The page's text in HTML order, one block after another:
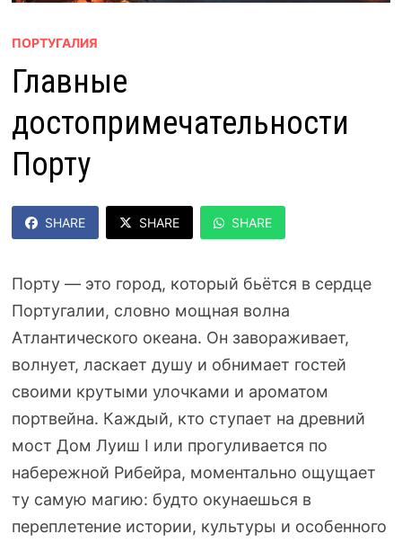
ПОРТУГАЛИЯ
Главные
достопримечательности
Порту
SHARE SHARE SHARE
Порту — это город, который бьётся в сердце
Португалии, словно мощная волна
Атлантического океана. Он завораживает,
волнует, ласкает душу и обнимает гостей
своими крутыми улочками и ароматом
портвейна. Каждый, кто ступает на древний
мост Дом Луиш I или прогуливается по
набережной Рибейра, моментально ощущает
ту самую магию: будто окунаешься в
переплетение истории, культуры и особенного